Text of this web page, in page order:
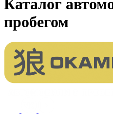
Каталог
пробегом